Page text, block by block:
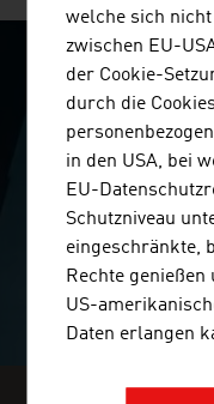
welche sich
zwischen EU-
der Cookie-
durch die
in den USA, bei
EU-
Schutzniveau
eingeschränkte,
Rechte
US-
Daten erlangen